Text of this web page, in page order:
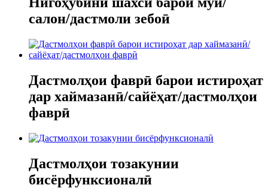
салон/дастмоли зебоӣ
Дастмолҳои фаврӣ барои истироҳат
дар хаймазанӣ/сайёҳат/дастмолҳои
фаврӣ
Дастмолҳои тозакунии
бисёрфунксионалӣ